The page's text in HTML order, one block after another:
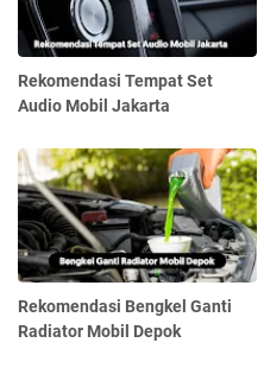
Rekomendasi Tempat Set
Audio Mobil Jakarta
Rekomendasi Bengkel Ganti
Radiator Mobil Depok